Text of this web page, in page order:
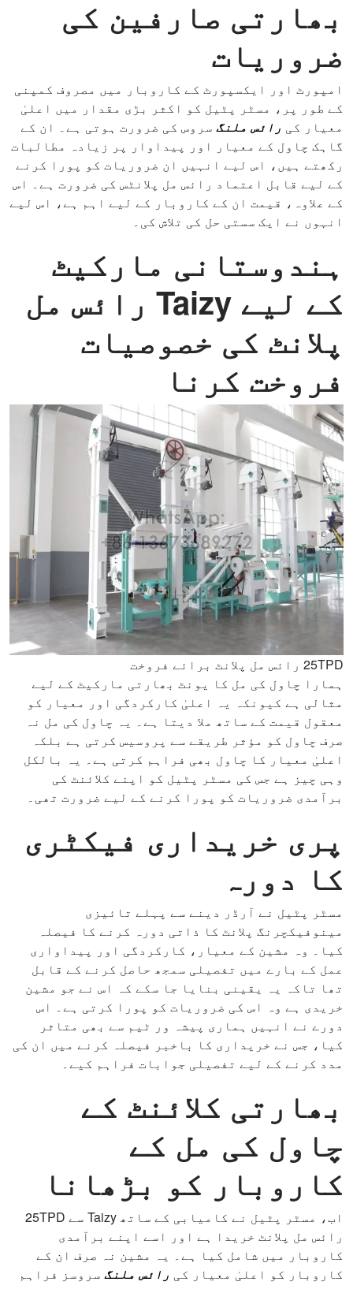
بھارتی صارفین کی
ضروریات
امپورٹ اور ایکسپورٹ کے کاروبار میں مصروف کمپنی
کے طور پر، مسٹر پٹیل کو اکثر بڑی مقدار میں اعلیٰ
معیار کی رائس ملنگ سروس کی ضرورت ہوتی ہے۔ ان کے
گاہک چاول کے معیار اور پیداوار پر زیادہ مطالبات
رکھتے ہیں، اس لیے انہیں ان ضروریات کو پورا کرنے
کے لیے قابل اعتماد رائس مل پلانٹس کی ضرورت ہے۔ اس
کے علاوہ، قیمت ان کے کاروبار کے لیے اہم ہے، اس لیے
انہوں نے ایک سستی حل کی تلاش کی۔
ہندوستانی مارکیٹ
کے لیے Taizy رائس مل
پلانٹ کی خصوصیات
فروخت کرنا
25TPD رائس مل پلانٹ برائے فروخت
ہمارا چاول کی مل کا یونٹ بھارتی مارکیٹ کے لیے
مثالی ہے کیونکہ یہ اعلیٰ کارکردگی اور معیار کو
معقول قیمت کے ساتھ ملا دیتا ہے۔ یہ چاول کی مل نہ
صرف چاول کو مؤثر طریقے سے پروسیس کرتی ہے بلکہ
اعلیٰ معیار کا چاول بھی فراہم کرتی ہے۔ یہ بالکل
وہی چیز ہے جس کی مسٹر پٹیل کو اپنے کلائنٹ کی
برآمدی ضروریات کو پورا کرنے کے لیے ضرورت تھی۔
پری خریداری فیکٹری
کا دورہ
مسٹر پٹیل نے آرڈر دینے سے پہلے تائیزی
مینوفیکچرنگ پلانٹ کا ذاتی دورہ کرنے کا فیصلہ
کیا۔ وہ مشین کے معیار، کارکردگی اور پیداواری
عمل کے بارے میں تفصیلی سمجھ حاصل کرنے کے قابل
تھا تاکہ یہ یقینی بنایا جا سکے کہ اس نے جو مشین
خریدی ہے وہ اس کی ضروریات کو پورا کرتی ہے۔ اس
دورے نے انہیں ہماری پیشہ ور ٹیم سے بھی متاثر
کیا، جس نے خریداری کا باخبر فیصلہ کرنے میں ان کی
مدد کرنے کے لیے تفصیلی جوابات فراہم کیے۔
بھارتی کلائنٹ کے
چاول کی مل کے
کاروبار کو بڑھانا
اب، مسٹر پٹیل نے کامیابی کے ساتھ Taizy سے 25TPD
رائس مل پلانٹ خریدا ہے اور اسے اپنے برآمدی
کاروبار میں شامل کیا ہے۔ یہ مشین نہ صرف ان کے
کاروبار کو اعلیٰ معیار کی رائس ملنگ سروسز فراہم